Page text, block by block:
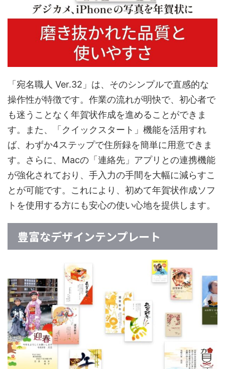
「宛名職人 Ver.32」は、そのシンプルで直感的な
操作性が特徴です。作業の流れが明快で、初心者で
も迷うことなく年賀状作成を進めることができま
す。また、「クイックスタート」機能を活用すれ
ば、わずか4ステップで住所録を簡単に用意できま
す。さらに、Macの「連絡先」アプリとの連携機能
が強化されており、手入力の手間を大幅に減らすこ
とが可能です。これにより、初めて年賀状作成ソフ
トを使用する方にも安心の使い心地を提供します。
豊富なデザインテンプレート